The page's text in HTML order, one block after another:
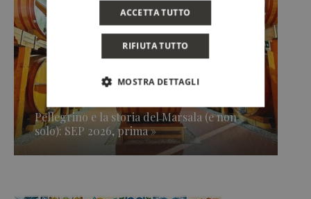
Pellegrino e la storia del Marsala (e non
solo): SEP 2026, prima »
ACCETTA TUTTO
RIFIUTA TUTTO
MOSTRA DETTAGLI